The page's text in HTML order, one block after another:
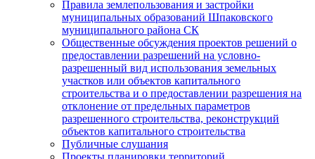
Правила землепользования и застройки
муниципальных образований Шпаковского
муниципального района СК
Общественные обсуждения проектов решений о
предоставлении разрешений на условно-
разрешенный вид использования земельных
участков или объектов капитального
строительства и о предоставлении разрешения на
отклонение от предельных параметров
разрешенного строительства, реконструкций
объектов капитального строительства
Публичные слушания
Проекты планировки территорий